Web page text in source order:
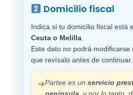
Domicilio fiscal
Indica si tu domicilio fiscal está
Ceuta o Melilla
Este dato no podrá
que revísalo antes de continuar.
➜Partee es un servicio